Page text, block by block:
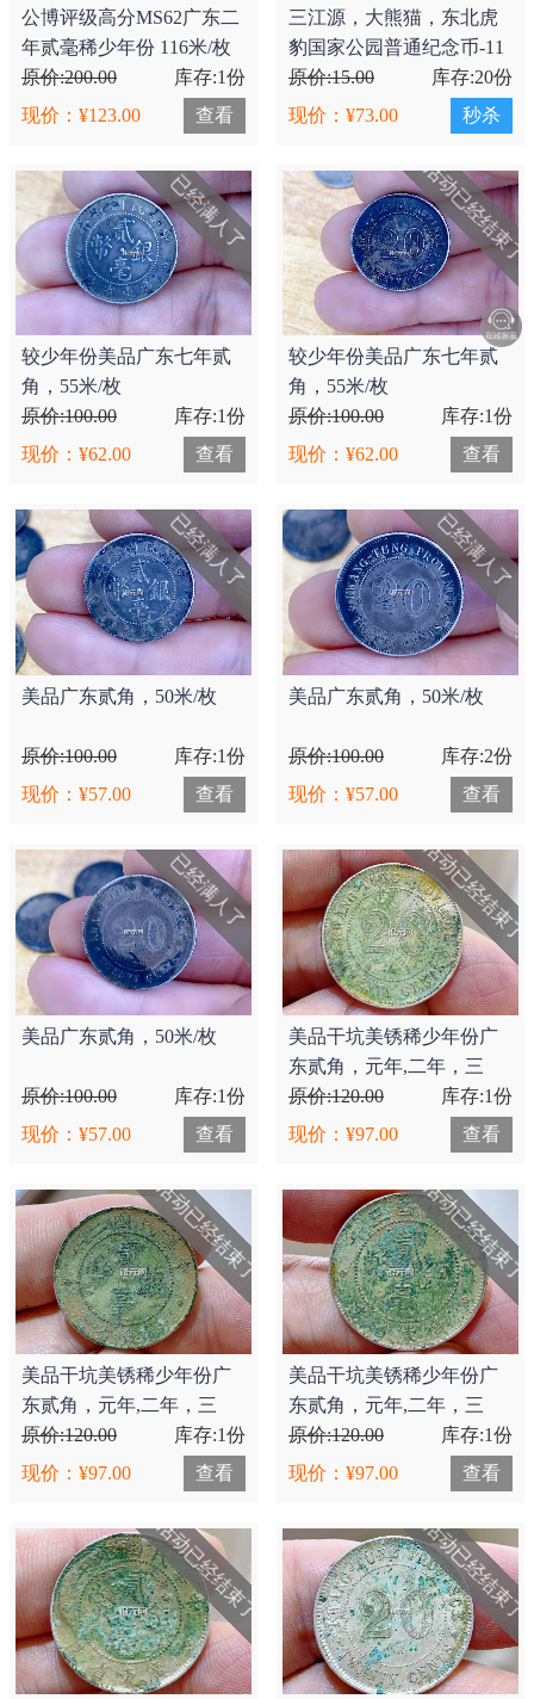
公博评级高分MS62广东二
年贰毫稀少年份 116米/枚
原价:200.00
库存:1份
现价：¥123.00
查看
三江源，大熊猫，东北虎
豹国家公园普通纪念币-11
米/枚 各两枚共六枚 全新
卷....
原价:15.00
库存:20份
现价：¥73.00
秒杀
已经满人了
较少年份美品广东七年贰
角，55米/枚
原价:100.00
库存:1份
现价：¥62.00
查看
活动已经结束了
较少年份美品广东七年贰
角，55米/枚
原价:100.00
库存:1份
现价：¥62.00
查看
已经满人了
美品广东贰角，50米/枚
原价:100.00
库存:1份
现价：¥57.00
查看
已经满人了
美品广东贰角，50米/枚
原价:100.00
库存:2份
现价：¥57.00
查看
已经满人了
美品广东贰角，50米/枚
原价:100.00
库存:1份
现价：¥57.00
查看
活动已经结束了
美品干坑美锈稀少年份广
东贰角，元年,二年，三
年！90米/枚..
原价:120.00
库存:1份
现价：¥97.00
查看
活动已经结束了
美品干坑美锈稀少年份广
东贰角，元年,二年，三
年！90米/枚..
原价:120.00
库存:1份
现价：¥97.00
查看
活动已经结束了
美品干坑美锈稀少年份广
东贰角，元年,二年，三
年！90米/枚..
原价:120.00
库存:1份
现价：¥97.00
查看
活动已经结束了 活动已经结束了